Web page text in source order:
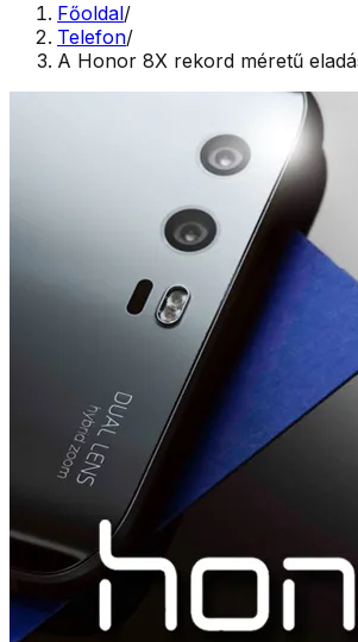
Főoldal/
Telefon/
A Honor 8X rekord méretű